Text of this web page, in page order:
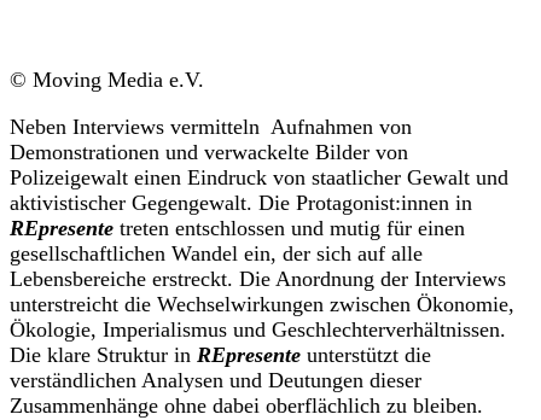
© Moving Media e.V.
Neben Interviews vermitteln Aufnahmen von
Demonstrationen und verwackelte Bilder von
Polizeigewalt einen Eindruck von staatlicher Gewalt und
aktivistischer Gegengewalt. Die Protagonist:innen in
REpresente treten entschlossen und mutig für einen
gesellschaftlichen Wandel ein, der sich auf alle
Lebensbereiche erstreckt. Die Anordnung der Interviews
unterstreicht die Wechselwirkungen zwischen Ökonomie,
Ökologie, Imperialismus und Geschlechterverhältnissen.
Die klare Struktur in REpresente unterstützt die
verständlichen Analysen und Deutungen dieser
Zusammenhänge ohne dabei oberflächlich zu bleiben.